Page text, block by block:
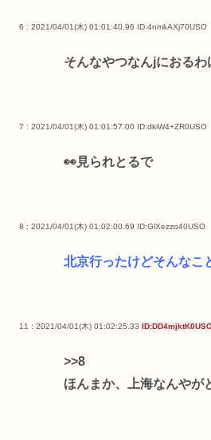
6 : 2021/04/01(木) 01:01:40.96 ID:4nmkAXj70USO
そんなやつなんjにおるわ
7 : 2021/04/01(木) 01:01:57.00 ID:dkiW4+ZR0USO
👀見られとるで
8 : 2021/04/01(木) 01:02:00.69 ID:GlXezzo40USO
北京行ったけどそんなこ
11 : 2021/04/01(木) 01:02:25.33
>>8
ほんまか、上海なんやが